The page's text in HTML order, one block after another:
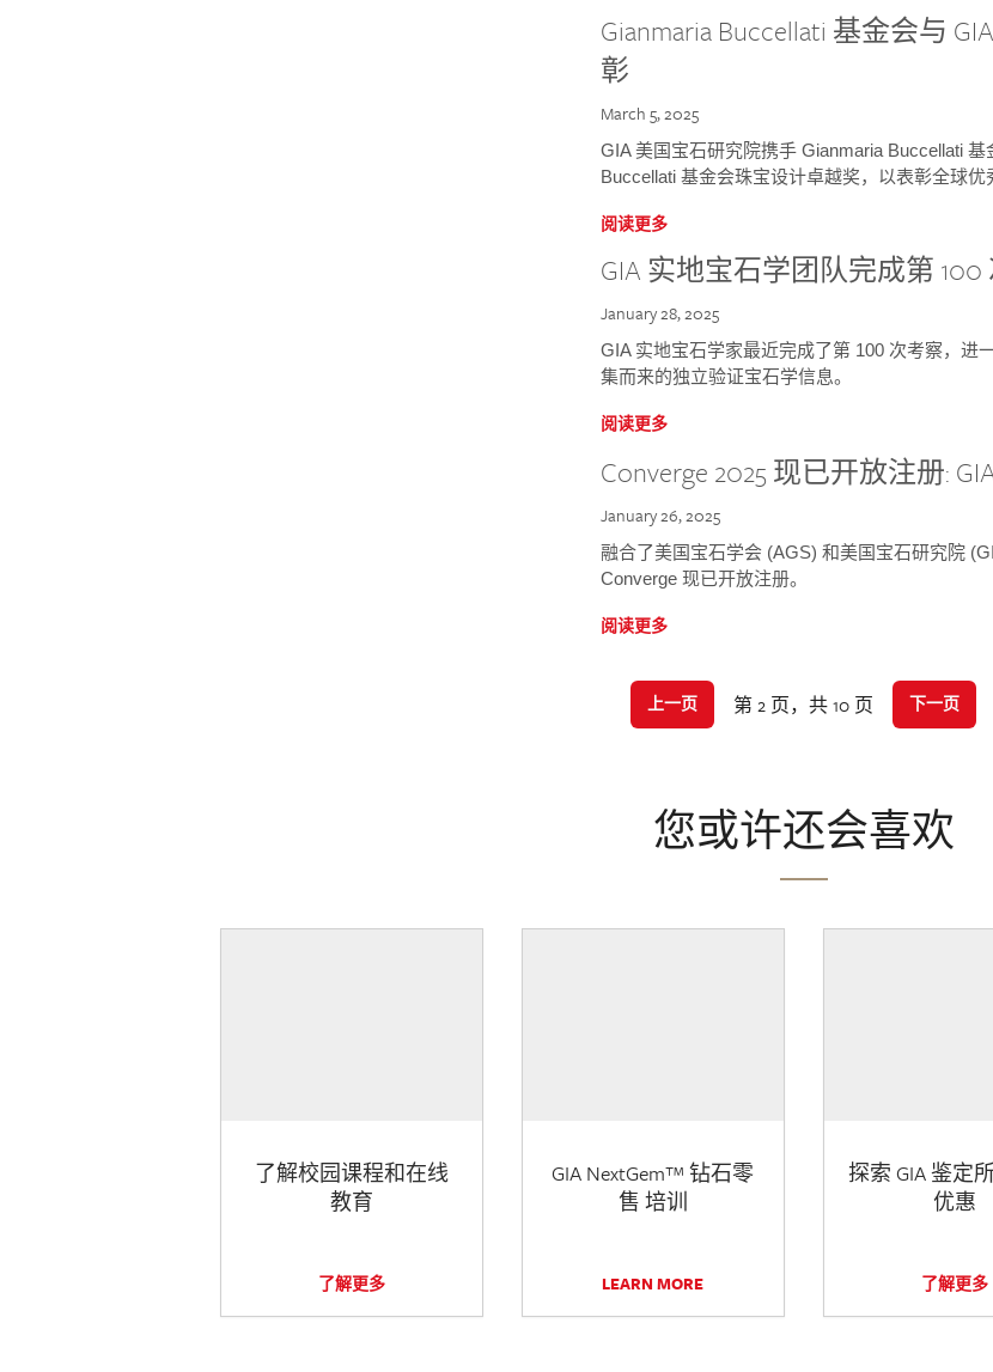
Gianmaria Buccellati 基金会与
彰
March 5, 2025
GIA 美国宝石研究院携手 Gianmaria Buccellati
Buccellati 基金会珠宝设计卓越奖，以表彰全球优
阅读更多
GIA 实地宝石学团队完成第 100
January 28, 2025
GIA 实地宝石学家最近完成了第 100 次考察，进
集而来的独立验证宝石学信息。
阅读更多
Converge 2025 现已开放注册:
January 26, 2025
融合了美国宝石学会 (AGS) 和美国宝石研究院
Converge 现已开放注册。
阅读更多
上一页 第 2 页，共 10 页 下一页
您或许还会喜欢
了解校园课程和在线
教育
了解更多
GIA NextGem™ 钻石零
售 培训
LEARN MORE
探索 GIA 鉴定
优惠
了解更多